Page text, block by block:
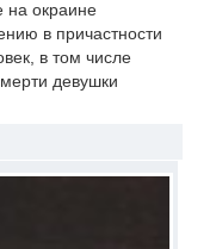
на окраине
в причастности
в том числе
девушки